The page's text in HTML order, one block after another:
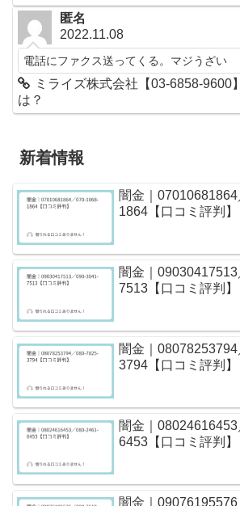
匿名
2022.11.08
電話にファクス送ってくる。マジうざい
ミライズ株式会社【03-6858-9600
は？
新着情報
闇金｜
1864【口コミ評判】
闇金｜
7513【口コミ評判】
闇金｜
3794【口コミ評判】
闇金｜
6453【口コミ評判】
闇金｜